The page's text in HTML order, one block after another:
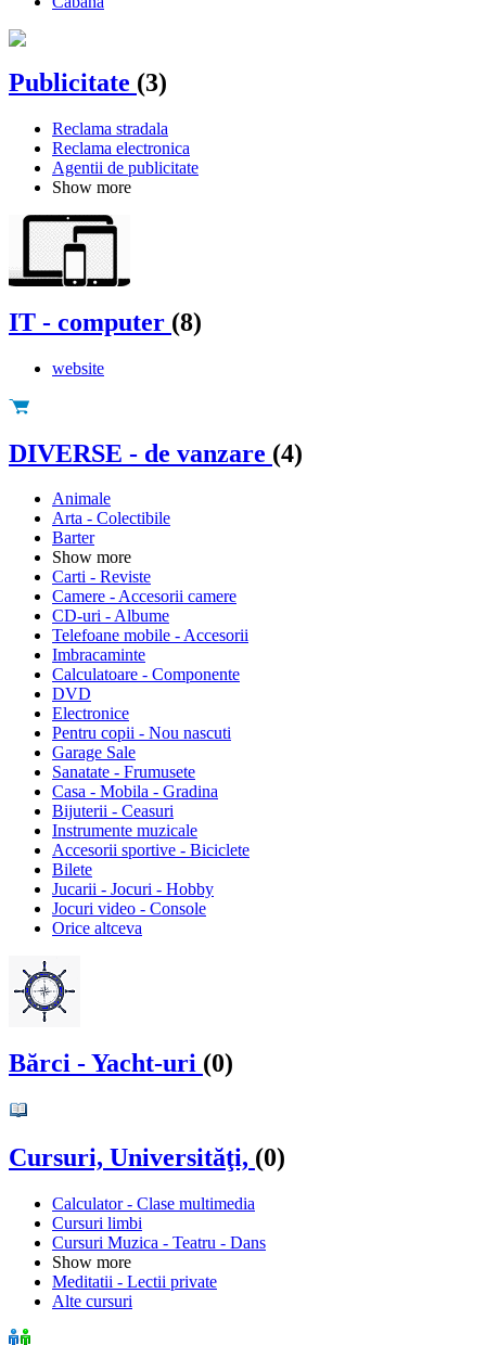
Publicitate (3)
Reclama stradala
Reclama electronica
Agentii de publicitate
Show more
IT - computer (8)
website
DIVERSE - de vanzare (4)
Animale
Arta - Colectibile
Barter
Show more
Carti - Reviste
Camere - Accesorii camere
CD-uri - Albume
Telefoane mobile - Accesorii
Imbracaminte
Calculatoare - Componente
DVD
Electronice
Pentru copii - Nou nascuti
Garage Sale
Sanatate - Frumusete
Casa - Mobila - Gradina
Bijuterii - Ceasuri
Instrumente muzicale
Accesorii sportive - Biciclete
Bilete
Jucarii - Jocuri - Hobby
Jocuri video - Console
Orice altceva
Bărci - Yacht-uri (0)
Cursuri, Universităţi, (0)
Calculator - Clase multimedia
Cursuri limbi
Cursuri Muzica - Teatru - Dans
Show more
Meditatii - Lectii private
Alte cursuri